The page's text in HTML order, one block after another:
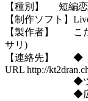
【種別】 短編
【制作ソフト】
【製作者】 こ
サリ)
【連絡先】 ◆「
URL http://
◆ツイッタ
◆広報ツイ